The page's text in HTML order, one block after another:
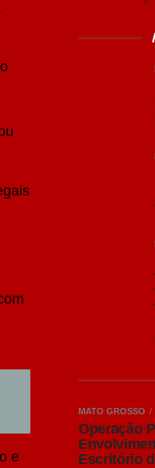
e
MATO GROSSO
Operação
Escritório